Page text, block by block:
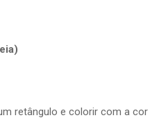
retângulo e colorir com a cor